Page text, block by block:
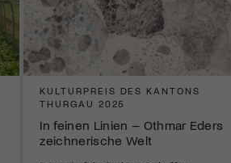
KULTURPREIS DES KANTONS
THURGAU 2025
In feinen Linien – Othmar Eders
zeichnerische Welt